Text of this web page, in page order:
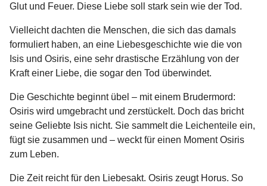
Glut und Feuer. Diese Liebe soll stark sein wie der Tod.
Vielleicht dachten die Menschen, die sich das damals
formuliert haben, an eine Liebesgeschichte wie die von
Isis und Osiris, eine sehr drastische Erzählung von der
Kraft einer Liebe, die sogar den Tod überwindet.
Die Geschichte beginnt übel – mit einem Brudermord:
Osiris wird umgebracht und zerstückelt. Doch das bricht
seine Geliebte Isis nicht. Sie sammelt die Leichenteile ein,
fügt sie zusammen und – weckt für einen Moment Osiris
zum Leben.
Die Zeit reicht für den Liebesakt. Osiris zeugt Horus. So